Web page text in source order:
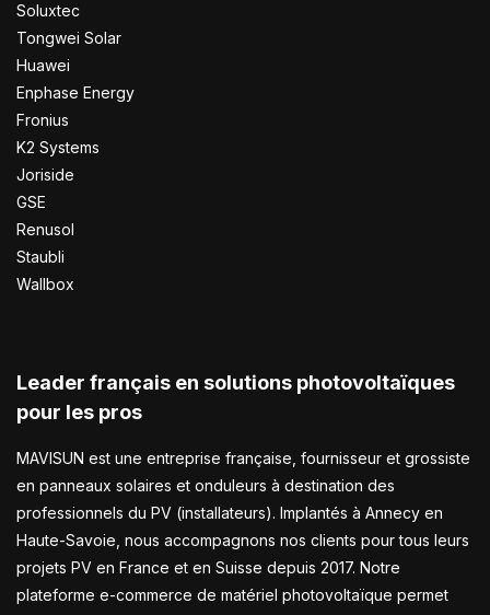
Soluxtec
Tongwei Solar
Huawei
Enphase Energy
Fronius
K2 Systems
Joriside
GSE
Renusol
Staubli
Wallbox
Leader français en solutions photovoltaïques
pour les pros
MAVISUN est une entreprise française, fournisseur et grossiste
en panneaux solaires et onduleurs à destination des
professionnels du PV (installateurs). Implantés à Annecy en
Haute-Savoie, nous accompagnons nos clients pour tous leurs
projets PV en France et en Suisse depuis 2017. Notre
plateforme e-commerce de matériel photovoltaïque permet